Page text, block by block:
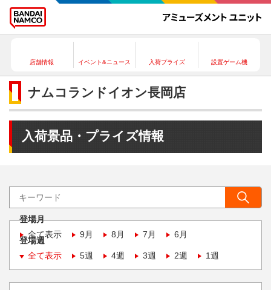
店舗情報 イベント&ニュース 入荷プライズ 設置ゲーム機
ナムコランドイオン長岡店
入荷景品・プライズ情報
登場月
全て表示
9月 8月 7月 6月
登場週
全て表示
5週 4週 3週 2週 1週